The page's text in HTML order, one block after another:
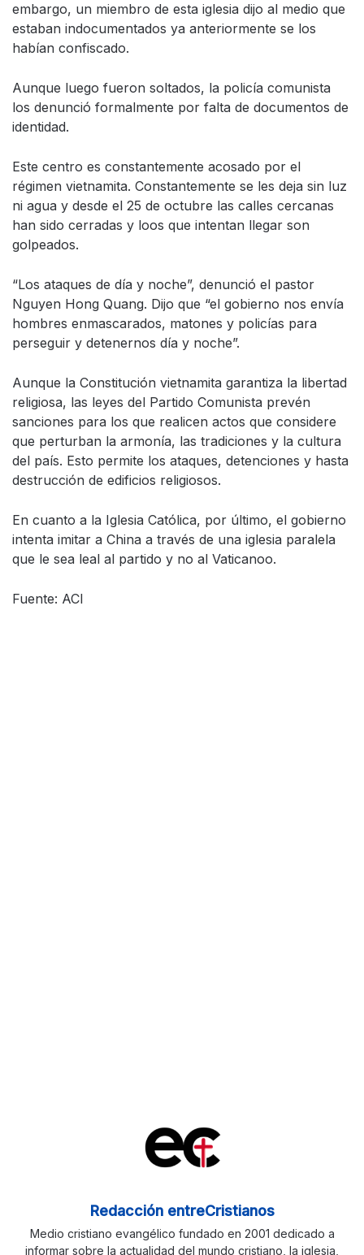
embargo, un miembro de esta iglesia dijo al medio que
estaban indocumentados ya anteriormente se los
habían confiscado.
Aunque luego fueron soltados, la policía comunista
los denunció formalmente por falta de documentos de
identidad.
Este centro es constantemente acosado por el
régimen vietnamita. Constantemente se les deja sin luz
ni agua y desde el 25 de octubre las calles cercanas
han sido cerradas y loos que intentan llegar son
golpeados.
“Los ataques de día y noche”, denunció el pastor
Nguyen Hong Quang. Dijo que “el gobierno nos envía
hombres enmascarados, matones y policías para
perseguir y detenernos día y noche”.
Aunque la Constitución vietnamita garantiza la libertad
religiosa, las leyes del Partido Comunista prevén
sanciones para los que realicen actos que considere
que perturban la armonía, las tradiciones y la cultura
del país. Esto permite los ataques, detenciones y hasta
destrucción de edificios religiosos.
En cuanto a la Iglesia Católica, por último, el gobierno
intenta imitar a China a través de una iglesia paralela
que le sea leal al partido y no al Vaticanoo.
Fuente: ACI
Redacción entreCristianos
Medio cristiano evangélico fundado en 2001 dedicado a
informar sobre la actualidad del mundo cristiano, la iglesia,